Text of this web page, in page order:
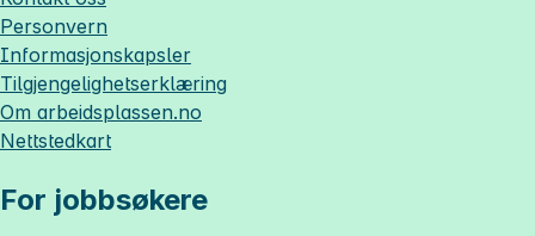
Personvern
Informasjonskapsler
Tilgjengelighetserklæring
Om arbeidsplassen.no
Nettstedkart
For jobbsøkere